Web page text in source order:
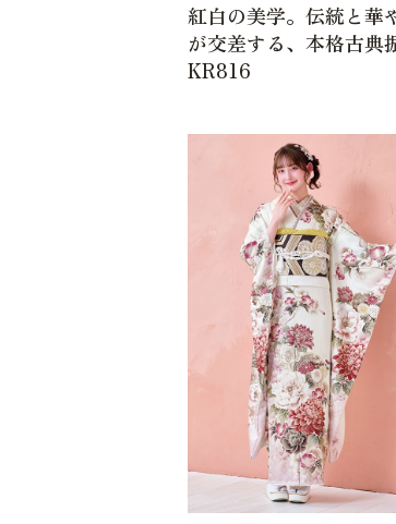
紅白の美学。伝統と華
が交差する、本格古典
KR816